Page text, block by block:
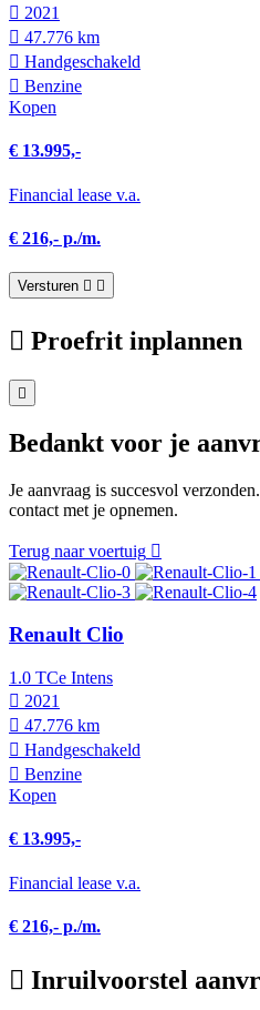
2021
47.776 km
Hand­geschakeld
Benzine
Kopen
€ 13.995,-
Financial lease v.a.
€ 216,- p./m.
Versturen
Proefrit inplannen
Bedankt voor je
Je aanvraag is succesvol
contact met je opnemen.
Terug naar voertuig
Renault Clio
1.0 TCe Intens
2021
47.776 km
Hand­geschakeld
Benzine
Kopen
€ 13.995,-
Financial lease v.a.
€ 216,- p./m.
Inruilvoorstel